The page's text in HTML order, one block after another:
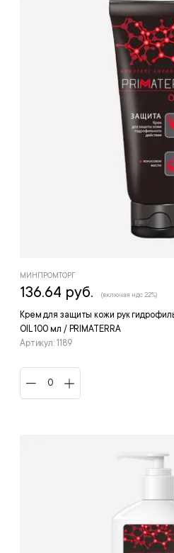
Крем для защиты кожи рук
OIL 100 мл / PRIMATERRA
Артикул: 1189
МИНПРОМТОРГ
136.64 руб. (включая ндс 22%)